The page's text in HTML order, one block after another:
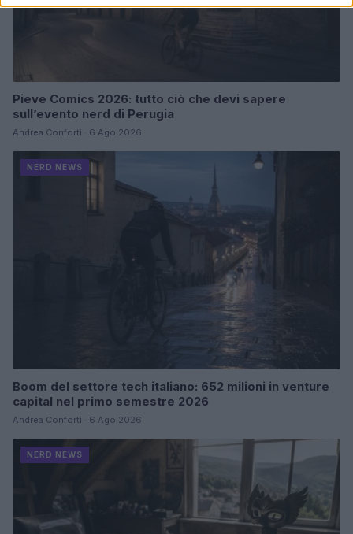
Pieve Comics 2026: tutto ciò che devi sapere
sull’evento nerd di Perugia
Andrea Conforti · 6 Ago 2026
NERD NEWS
Boom del settore tech italiano: 652 milioni in venture
capital nel primo semestre 2026
Andrea Conforti · 6 Ago 2026
NERD NEWS